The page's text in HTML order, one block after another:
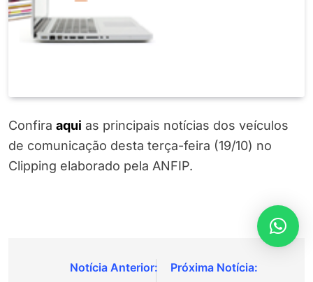
Confira aqui as principais notícias dos veículos
de comunicação desta terça-feira (19/10) no
Clipping elaborado pela ANFIP.
Navegação